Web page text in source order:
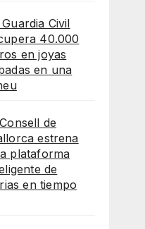
Guardia Civil
40.000
en joyas
en una
de
estrena
plataforma
de
en tiempo